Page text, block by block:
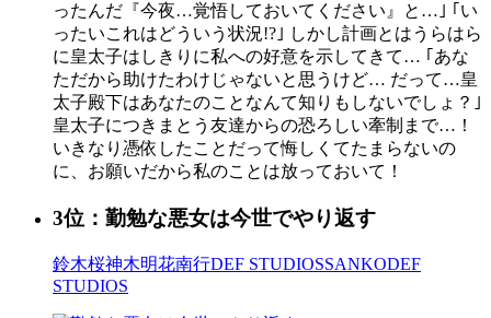
ったんだ『今夜…覚悟しておいてください』と…｣ ｢い
ったいこれはどういう状況!?｣ しかし計画とはうらはら
に皇太子はしきりに私への好意を示してきて… ｢あな
ただから助けたわけじゃないと思うけど… だって…皇
太子殿下はあなたのことなんて知りもしないでしょ？｣
皇太子につきまとう友達からの恐ろしい牽制まで…！
いきなり憑依したことだって悔しくてたまらないの
に、お願いだから私のことは放っておいて！
3位：勤勉な悪女は今世でやり返す
鈴木桜神木明花南行DEF STUDIOSSANKODEF
STUDIOS